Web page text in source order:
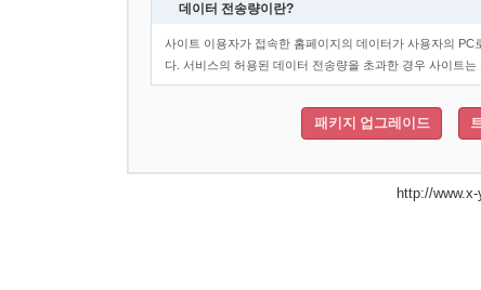
데이터 전송량이란?
사이트 이용자가 접속한 홈페이지의 데이터가 사용자의
다. 서비스의 허용된 데이터 전송량을 초과한 경우 사이트는
패키지 업그레이드
http://www.x-